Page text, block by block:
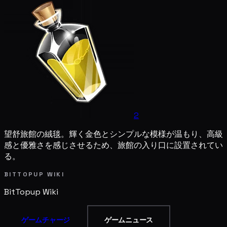
2
望舒旅館の絨毯。輝く金色とシンプルな模様が温もり、高級
感と優雅さを感じさせるため、旅館の入り口に設置されてい
る。
BITTOPUP WIKI
BitTopup Wiki
ゲームチャージ ゲームニュース